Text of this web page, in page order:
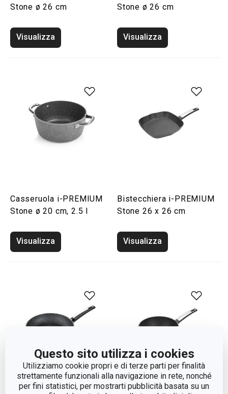
Questo sito utilizza i cookies
Utilizziamo cookie propri e di terze parti per finalità
strettamente funzionali alla navigazione in rete, nonché
per fini statistici, per mostrarti pubblicità basata su un
Stone ø 26 cm
Visualizza
Stone ø 26 cm
Visualizza
Casseruola i-PREMIUM
Stone ø 20 cm, 2.5 l
Visualizza
Bistecchiera i-PREMIUM
Stone 26 x 26 cm
Visualizza